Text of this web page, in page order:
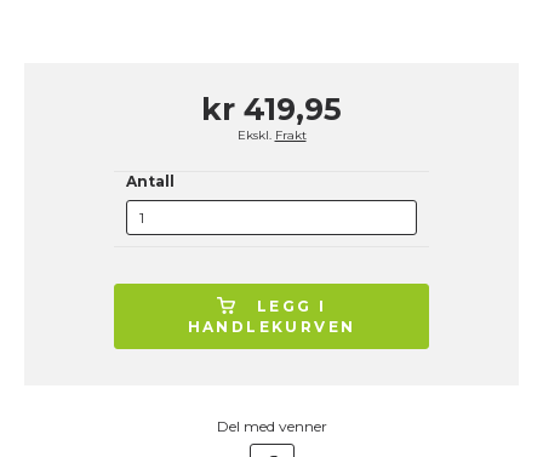
kr 419,95
Ekskl. Frakt
Antall
LEGG I
HANDLEKURVEN
Del med venner